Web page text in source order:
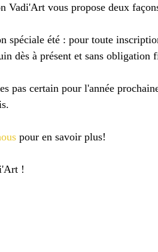
Vadi'Art vous propose deux
spéciale été : pour toute
dès à présent et sans obligation
pas certain pour l'année
pour en savoir plus!
!